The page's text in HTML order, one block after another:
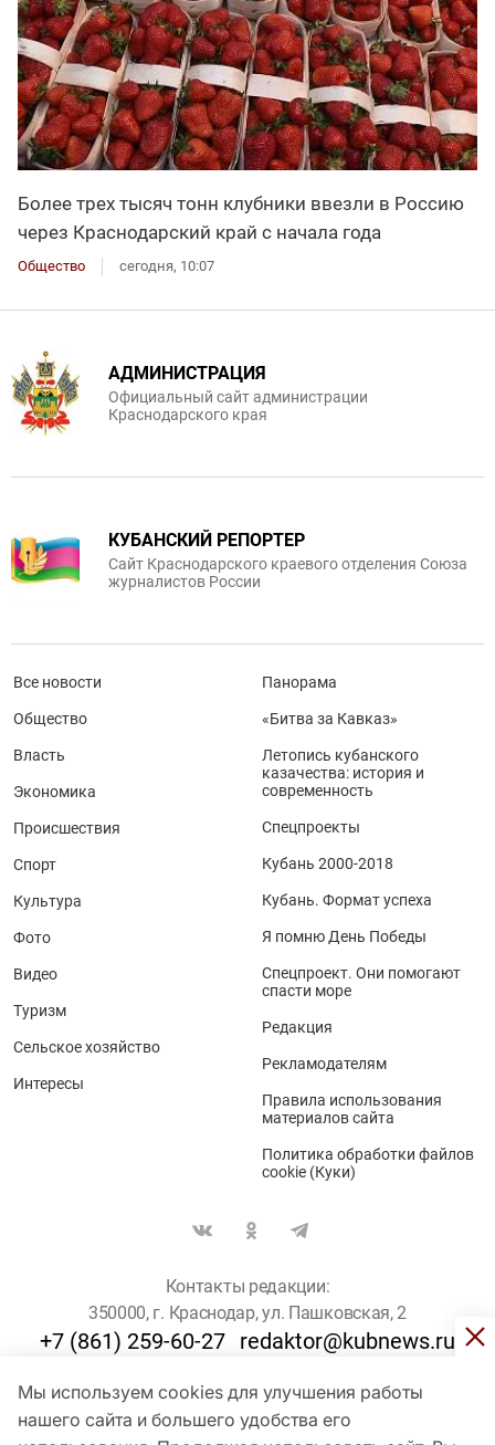
Более трех тысяч тонн клубники ввезли в Россию
через Краснодарский край с начала года
Общество сегодня, 10:07
Мы используем cookies для улучшения работы
нашего сайта и большего удобства его
АДМИНИСТРАЦИЯ
Официальный сайт администрации
Краснодарского края
КУБАНСКИЙ РЕПОРТЕР
Сайт Краснодарского краевого отделения Союза
журналистов России
Все новости
Общество
Власть
Экономика
Происшествия
Спорт
Культура
Фото
Видео
Туризм
Сельское хозяйство
Интересы
Панорама
«Битва за Кавказ»
Летопись кубанского
казачества: история и
современность
Спецпроекты
Кубань 2000-2018
Кубань. Формат успеха
Я помню День Победы
Спецпроект. Они помогают
спасти море
Редакция
Рекламодателям
Правила использования
материалов сайта
Политика обработки файлов
cookie (Куки)
Контакты редакции:
350000, г. Краснодар, ул. Пашковская, 2
+7 (861) 259-60-27 redaktor@kubnews.ru
Для пользователей старше 16 лет